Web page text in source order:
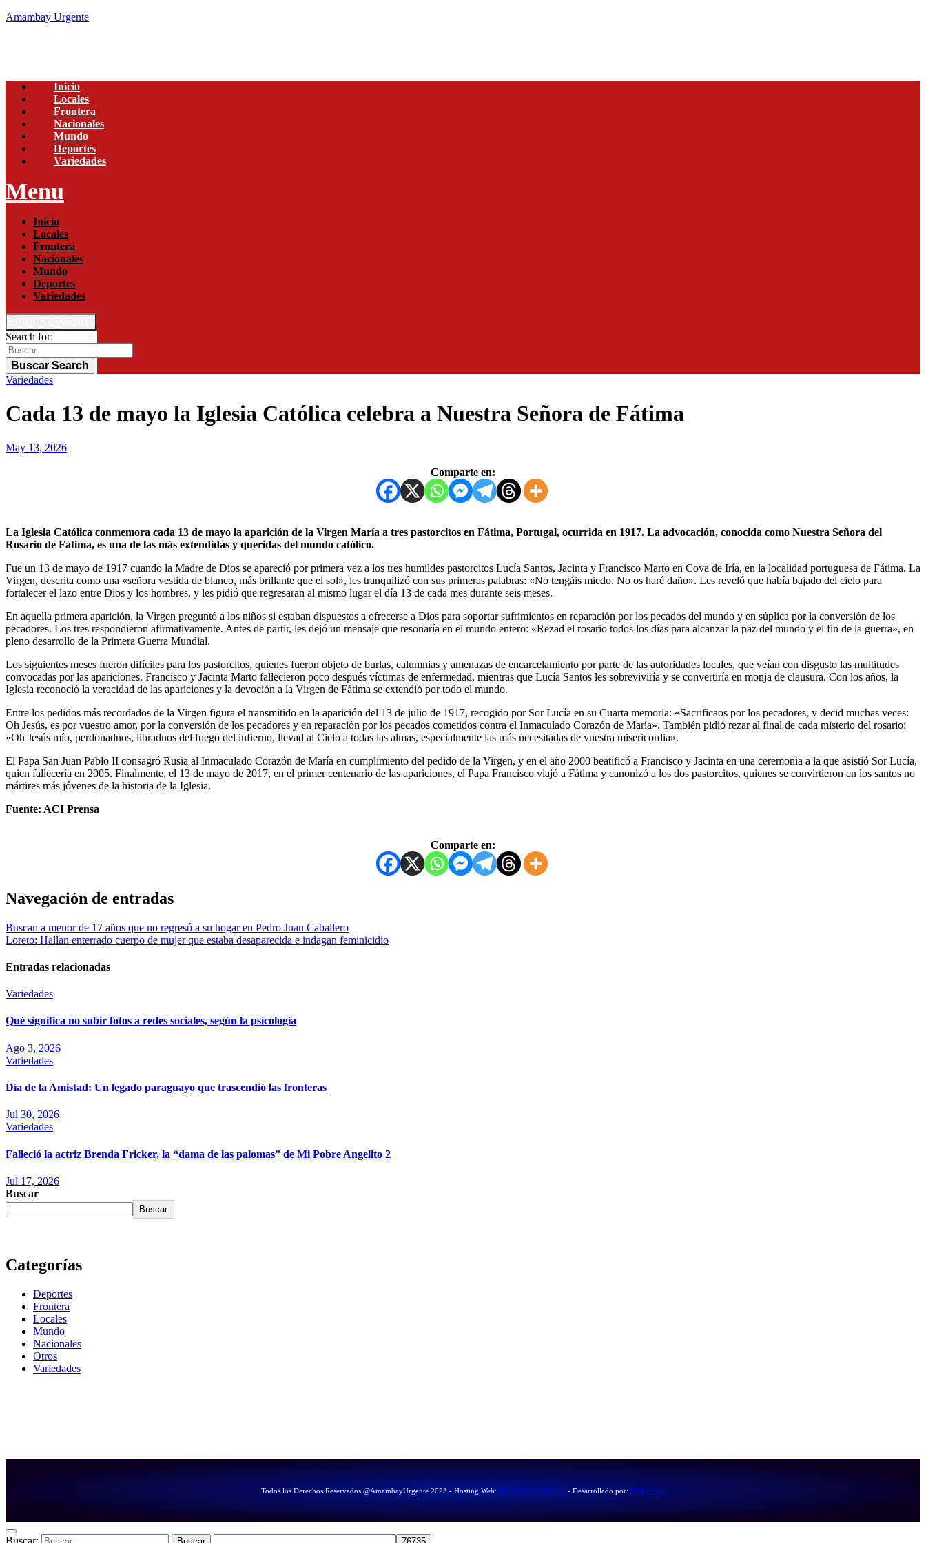
Amambay Urgente
Inicio
Locales
Frontera
Nacionales
Mundo
Deportes
Variedades
Menu
Inicio
Locales
Frontera
Nacionales
Mundo
Deportes
Variedades
Search for:
Buscar Search
Variedades
Cada 13 de mayo la Iglesia Católica celebra a Nuestra Señora de Fátima
May 13, 2026
Comparte en:
La Iglesia Católica conmemora cada 13 de mayo la aparición de la Virgen María a tres pastorcitos en Fátima, Portugal, ocurrida en 1917. La advocación, conocida como Nuestra Señora del
Rosario de Fátima, es una de las más extendidas y queridas del mundo católico.
Fue un 13 de mayo de 1917 cuando la Madre de Dios se apareció por primera vez a los tres humildes pastorcitos Lucía Santos, Jacinta y Francisco Marto en Cova de Iría, en la localidad portuguesa de Fátima. La
Virgen, descrita como una «señora vestida de blanco, más brillante que el sol», les tranquilizó con sus primeras palabras: «No tengáis miedo. No os haré daño». Les reveló que había bajado del cielo para
fortalecer el lazo entre Dios y los hombres, y les pidió que regresaran al mismo lugar el día 13 de cada mes durante seis meses.
En aquella primera aparición, la Virgen preguntó a los niños si estaban dispuestos a ofrecerse a Dios para soportar sufrimientos en reparación por los pecados del mundo y en súplica por la conversión de los
pecadores. Los tres respondieron afirmativamente. Antes de partir, les dejó un mensaje que resonaría en el mundo entero: «Rezad el rosario todos los días para alcanzar la paz del mundo y el fin de la guerra», en
pleno desarrollo de la Primera Guerra Mundial.
Los siguientes meses fueron difíciles para los pastorcitos, quienes fueron objeto de burlas, calumnias y amenazas de encarcelamiento por parte de las autoridades locales, que veían con disgusto las multitudes
convocadas por las apariciones. Francisco y Jacinta Marto fallecieron poco después víctimas de enfermedad, mientras que Lucía Santos les sobreviviría y se convertiría en monja de clausura. Con los años, la
Iglesia reconoció la veracidad de las apariciones y la devoción a la Virgen de Fátima se extendió por todo el mundo.
Entre los pedidos más recordados de la Virgen figura el transmitido en la aparición del 13 de julio de 1917, recogido por Sor Lucía en su Cuarta memoria: «Sacrificaos por los pecadores, y decid muchas veces:
Oh Jesús, es por vuestro amor, por la conversión de los pecadores y en reparación por los pecados cometidos contra el Inmaculado Corazón de María». También pidió rezar al final de cada misterio del rosario:
«Oh Jesús mío, perdonadnos, libradnos del fuego del infierno, llevad al Cielo a todas las almas, especialmente las más necesitadas de vuestra misericordia».
El Papa San Juan Pablo II consagró Rusia al Inmaculado Corazón de María en cumplimiento del pedido de la Virgen, y en el año 2000 beatificó a Francisco y Jacinta en una ceremonia a la que asistió Sor Lucía,
quien fallecería en 2005. Finalmente, el 13 de mayo de 2017, en el primer centenario de las apariciones, el Papa Francisco viajó a Fátima y canonizó a los dos pastorcitos, quienes se convirtieron en los santos no
mártires más jóvenes de la historia de la Iglesia.
Fuente: ACI Prensa
Comparte en:
Navegación de entradas
Buscan a menor de 17 años que no regresó a su hogar en Pedro Juan Caballero
Loreto: Hallan enterrado cuerpo de mujer que estaba desaparecida e indagan feminicidio
Entradas relacionadas
Variedades
Qué significa no subir fotos a redes sociales, según la psicología
Ago 3, 2026
Variedades
Día de la Amistad: Un legado paraguayo que trascendió las fronteras
Jul 30, 2026
Variedades
Falleció la actriz Brenda Fricker, la “dama de las palomas” de Mi Pobre Angelito 2
Jul 17, 2026
Buscar
Buscar
Categorías
Deportes
Frontera
Locales
Mundo
Nacionales
Otros
Variedades
Todos los Derechos Reservados @AmambayUrgente 2023 - Hosting Web: HostingBaratoOnline - Desarrollado por: RikkySanz